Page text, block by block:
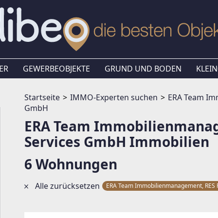
GEWERBEOBJEKTE GRUND UND BODEN
Startseite IMMO-Experten suchen
ERA Team
GmbH
ERA Team
Services GmbH Immobilien
6 Wohnungen
Alle zurücksetzen ERA Team Immobilienmanagement, RES